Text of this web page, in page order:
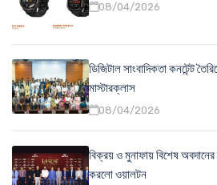
08/04/2026
ডিজিটাল সাংবাদিকতা কনটেন্ট
মাস্টারক্লাস
08/04/2026
বিক্রয় ও মুনাফায় বিশেষ
করলো ওয়ালটন